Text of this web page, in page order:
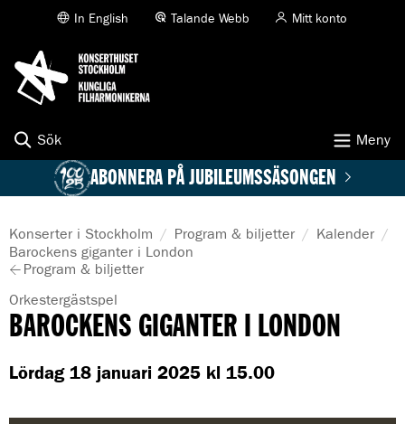
l
i
n
e
h
l
å
s
i
a
n
In English Talande Webb Mitt konto
K
U
S
E
S
T
K
H
L
M
Sök Meny
ABONNERA PÅ JUBILEUMSSÄSONGEN
Konserter i Stockholm Program & biljetter
Kalender
A
k
u
e
l
s
d
Barockens giganter i London
Program & biljetter
G
e
n
:
Orkestergästspel
BAROCKENS GIGANTER I LONDON
Lördag 18 januari 2025 kl 15.00